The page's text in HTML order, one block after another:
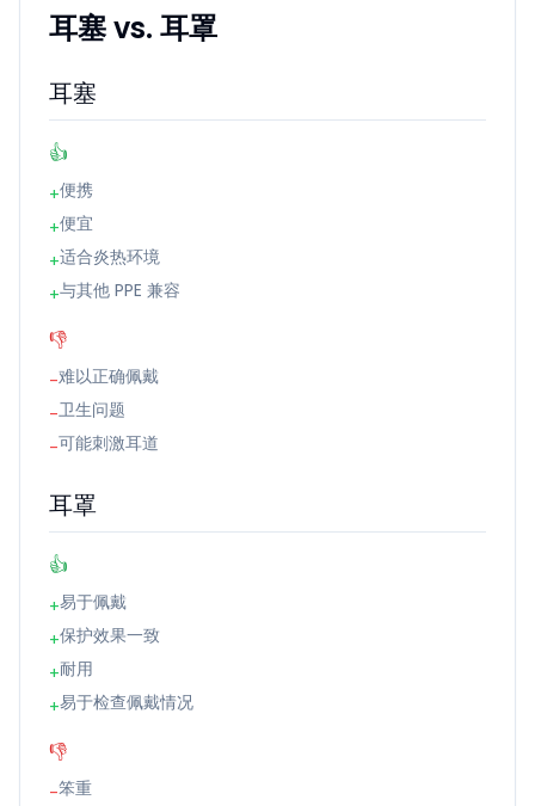
耳塞 vs. 耳罩
耳塞
👍
+便携
+便宜
+适合炎热环境
+与其他 PPE 兼容
👎
-难以正确佩戴
-卫生问题
-可能刺激耳道
耳罩
👍
+易于佩戴
+保护效果一致
+耐用
+易于检查佩戴情况
👎
-笨重